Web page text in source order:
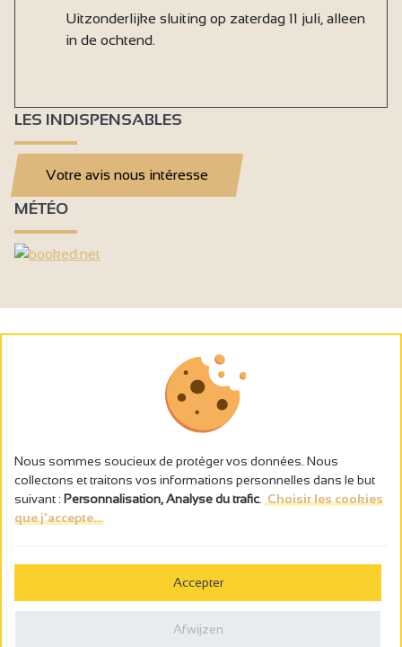
Niet toegankelijk voor rolstoelen
Uitzonderlijke sluiting op zaterdag 11 juli, alleen
in de ochtend.
LES INDISPENSABLES
Votre avis nous intéresse
MÉTÉO
L’abus d’alcool est dangereux pour la santé, à consommer avec
Politique de confidentialité
Nous sommes soucieux de protéger vos données. Nous
collectons et traitons vos informations personnelles dans le but
suivant : Personnalisation, Analyse du trafic Choisir les cookies
que j'accepte...
Accepter
Afwijzen